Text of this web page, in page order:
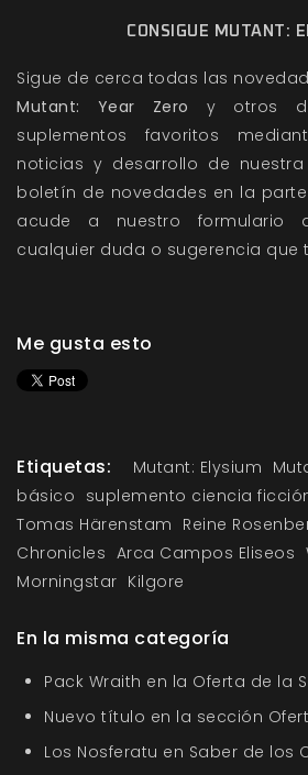
CONSIGUE MUTANT:
Sigue de cerca todas las
Mutant: Year Zero
y otros
suplementos favoritos
noticias y desarrollo de
boletín de novedades en la
acude a nuestro formulario
cualquier duda o sugerencia que
Me gusta esto
Etiquetas: Mutant: Elysium
básico suplemento ciencia
Tomas Härenstam Reine
Chronicles Arca Campos Eliseos
Morningstar Kilgore
En la misma categoría
Pack Wraith en la Oferta de la
Nuevo título en la sección
Los Nosferatu en Saber de los